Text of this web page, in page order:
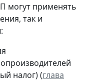
могут применять
так и
налог) (глава